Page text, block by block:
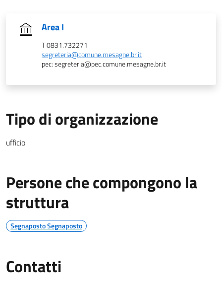
Area I
T 0831.732271
segreteria@comune.mesagne.br.it
pec: segreteria@pec.comune.mesagne.br.it
Tipo di organizzazione
ufficio
Persone che compongono la
struttura
Segnaposto Segnaposto
Contatti